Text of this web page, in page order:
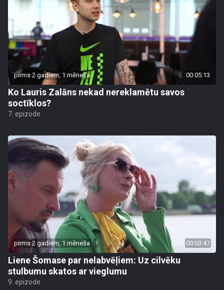
pirms 2 gadiem, 1 mēneša 00:05:13
Ko Lauris Zalāns nekad nereklamētu savos
soctīklos?
7. epizode
pirms 2 gadiem, 1 mēneša 00:03:47
Liene Šomase par nelabvēļiem: Uz cilvēku
stulbumu skatos ar vieglumu
9. epizode